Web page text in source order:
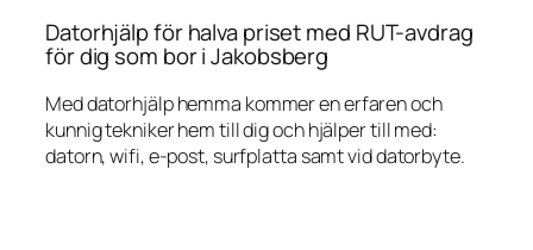
Datorhjälp för halva priset med RUT-avdrag
för dig som bor i Jakobsberg
Med datorhjälp hemma kommer en erfaren och
kunnig tekniker hem till dig och hjälper till med:
datorn, wifi, e-post, surfplatta samt vid datorbyte.